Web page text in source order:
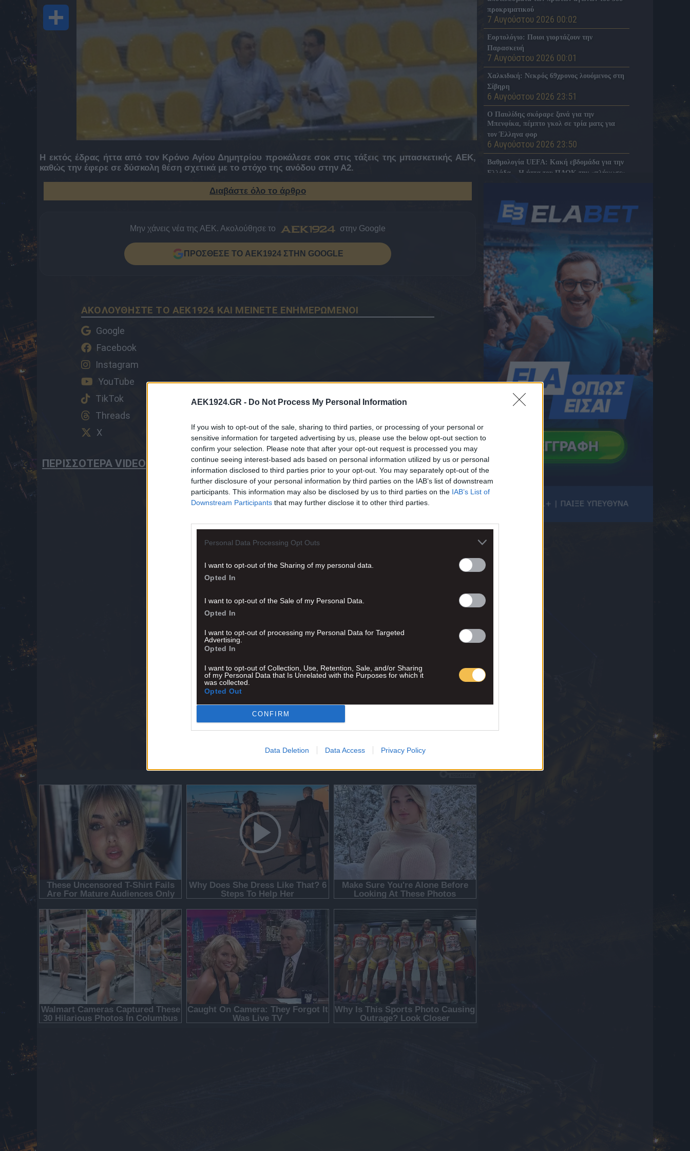
AEK1924.GR - Do Not Process My Personal Information
If you wish to opt-out of the sale, sharing to third parties, or processing of your personal or
sensitive information for targeted advertising by us, please use the below opt-out section to
confirm your selection. Please note that after your opt-out request is processed you may
continue seeing interest-based ads based on personal information utilized by us or personal
information disclosed to third parties prior to your opt-out. You may separately opt-out of the
further disclosure of your personal information by third parties on the IAB’s list of downstream
participants. This information may also be disclosed by us to third parties on the IAB’s List of
Downstream Participants that may further disclose it to other third parties.
Personal Data Processing Opt Outs
I want to opt-out of the Sharing of my personal data.
Opted In
I want to opt-out of the Sale of my Personal Data.
Opted In
I want to opt-out of processing my Personal Data for Targeted
Advertising.
Opted In
I want to opt-out of Collection, Use, Retention, Sale, and/or Sharing
of my Personal Data that Is Unrelated with the Purposes for which it
was collected.
Opted Out
CONFIRM
Data Deletion Data Access Privacy Policy
Η εκτός έδρας ήττα από τον Κρόνο Αγίου Δημητρίου προκάλεσε σοκ στις τάξεις της μπασκετικής ΑΕΚ,
καθώς την έφερε σε δύσκολη θέση σχετικά με το στόχο της ανόδου στην Α2.
Διαβάστε όλο το άρθρο
Μην χάνεις νέα της ΑΕΚ. Ακολούθησε το στην Google
ΠΡΟΣΘΕΣΕ ΤΟ AEK1924 ΣΤΗΝ GOOGLE
ΑΚΟΛΟΥΘΗΣΤΕ ΤΟ AEK1924 ΚΑΙ ΜΕΙΝΕΤΕ ΕΝΗΜΕΡΩΜΕΝΟΙ
Google
Facebook
Instagram
YouTube
TikTok
Threads
X
ΠΕΡΙΣΣΟΤΕΡΑ VIDEO
προκριματικού
7 Αυγούστου 2026 00:02
Εορτολόγιο: Ποιοι γιορτάζουν την
Παρασκευή
7 Αυγούστου 2026 00:01
Χαλκιδική: Νεκρός 69χρονος λουόμενος στη
Σίβηρη
6 Αυγούστου 2026 23:51
Ο Παυλίδης σκόραρε ξανά για την
Μπενφίκα, πέμπτο γκολ σε τρία ματς για
τον Έλληνα φορ
6 Αυγούστου 2026 23:50
Βαθμολογία UEFA: Κακή εβδομάδα για την
Ελλάδα – Η ήττα του ΠΑΟΚ την «πλήγωσε»
Η Νότιγχαμ εξετάζει την περίπτωση του
Ζοφρέ Μονκαντά, σύμφωνα με τον Ντι
Μάρτζιο
Τα highlights από την ήττα του ΠΑΟΚ από
την Άντερλεχτ (VID)
6 Αυγούστου 2026 23:20
Στην Ριτσώνα το τελευταίο “αντίο” στον
Αριστοτέλη Δαμίγο – Θλίψη για το θύμα της
σύγκρουσης ελικοπτέρων στην Ψάθα
6 Αυγούστου 2026 23:07
Χάλια ο ΠΑΟΚ! Η Άντερλεχτ τον άφησε με
την πλάτη στον τοίχο
6 Αυγούστου 2026 22:57
Μυστράς: Στο αυτόφωρο ο 55χρονος που
έκρυβε τον νεκρό πατέρα του σε καταψύκτη
6 Αυγούστου 2026 22:56
Υπόθεση Marfin: Στην Ελλάδα η 46χρονη
6 Αυγούστου 2026 22:51
ΠΑΟΚ, Europa League: Τι σημαίνει για τον
Δικέφαλο ένας ενδεχόμενος αποκλεισμός
από την Άντερλεχτ
6 Αυγούστου 2026 22:45
έχει εξασφαλίσει και εκείνα που κυνηγά ο
6 Αυγούστου 2026 22:43